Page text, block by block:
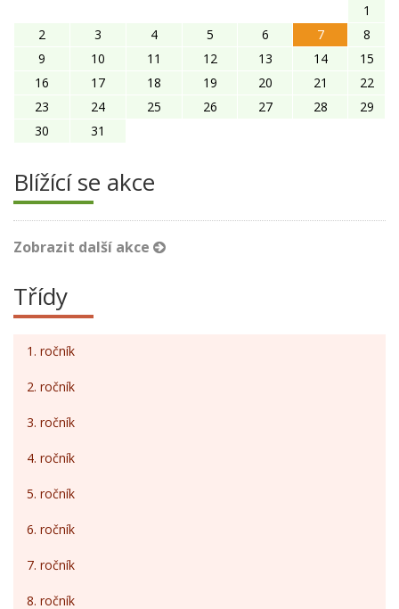
1
2
3 4 5 6 7
8
9
10 11 12 13 14
15
16
17 18 19 20 21
22
23
24 25 26 27 28
29
30
31
Blížící se akce
Zobrazit další akce
Třídy
1. ročník
2. ročník
3. ročník
4. ročník
5. ročník
6. ročník
7. ročník
8. ročník